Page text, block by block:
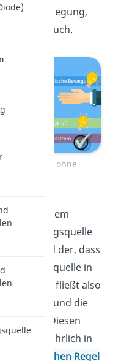
Bewegung,
Versuch.
– ohne
vorherigem
Spannungsquelle
der, dass
in
Es fließt also
Strom und die
nicht. Diesen
auch ausführlich in
Lenzschen Regel